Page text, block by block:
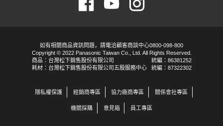
如有相關商品資訊問題，請電洽顧客商談中心0800-098-800
Copyright © 2022 Panasonic Taiwan Co., Ltd. All Rights Reserved.
商品：台灣松下銷售股份有限公司
耗材：台灣松下銷售股份有限公司五股服務中心
統編：86381252
統編：87322302
隱私權保護 經銷商專區 協力廠商專區 關係會社專區
機關採購 意見箱 員工專區